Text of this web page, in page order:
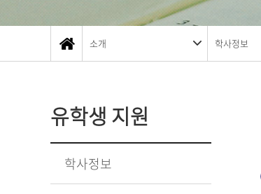
소개 학사정보
유학생 지원
학사정보